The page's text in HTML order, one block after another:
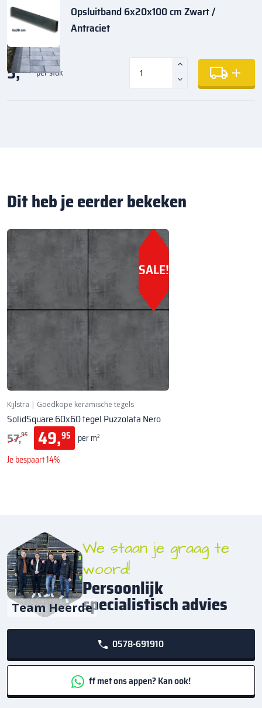
Opsluitband 6x20x100 cm Zwart /
Antraciet
5,35 per stuk
Dit heb je eerder bekeken
SALE!
Kijlstra | Goedkope keramische tegels
SolidSquare 60x60 tegel Puzzolata Nero
57,95 49,95
per m²
Je bespaart 14%
Team Heerde
We staan je graag te
woord!
Persoonlijk
specialistisch advies
0578-691910
ff met ons appen? Kan ook!